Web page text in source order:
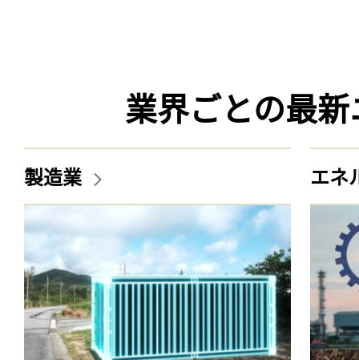
業界ごとの最
製造業 エネ